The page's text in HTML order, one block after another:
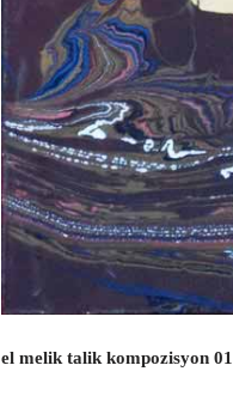
el melik talik kompozisyon 01